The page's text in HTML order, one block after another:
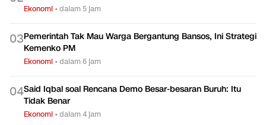
Ekonomi •dalam 5 jam
03Pemerintah Tak Mau Warga Bergantung Bansos, Ini Strategi
Kemenko PM
Ekonomi •dalam 6 jam
04Said Iqbal soal Rencana Demo Besar-besaran Buruh: Itu
Tidak Benar
Ekonomi •dalam 4 jam